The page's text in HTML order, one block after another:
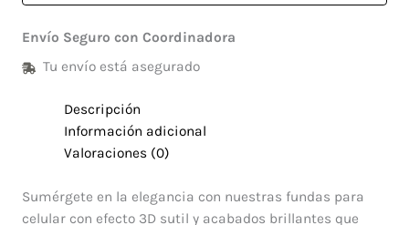
Envío Seguro con Coordinadora
Tu envío está asegurado
Descripción
Información adicional
Valoraciones (0)
Sumérgete en la elegancia con nuestras fundas para
celular con efecto 3D sutil y acabados brillantes que